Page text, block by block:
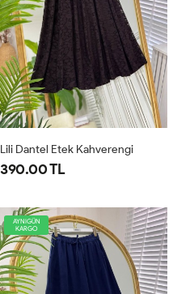
Lili Dantel Etek Kahverengi
390.00 TL
AYNIGÜN
KARGO